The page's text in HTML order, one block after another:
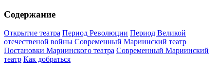
Содержание
Открытие театра Период Революции Период Великой
отечественой войны Современный Мариинский театр
Постановки Мариинского театра Современный Мариинский
театр Как добраться